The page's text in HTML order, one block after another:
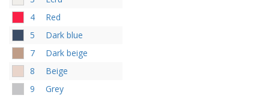
4
Red
5
Dark blue
7
Dark beige
8
Beige
9
Grey